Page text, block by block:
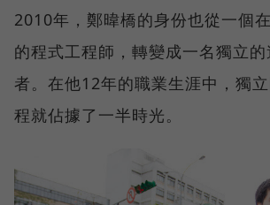
2010年，鄭暐橋的身份也從一個
的程式工程師，轉變成一名獨立
者。在他12年的職業生涯中，獨
程就佔據了一半時光。